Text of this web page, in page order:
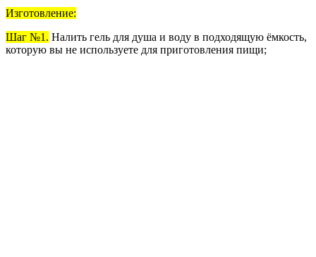
Изготовление:
Шаг №1. Налить гель для душа и воду в подходящую ёмкость,
которую вы не используете для приготовления пищи;